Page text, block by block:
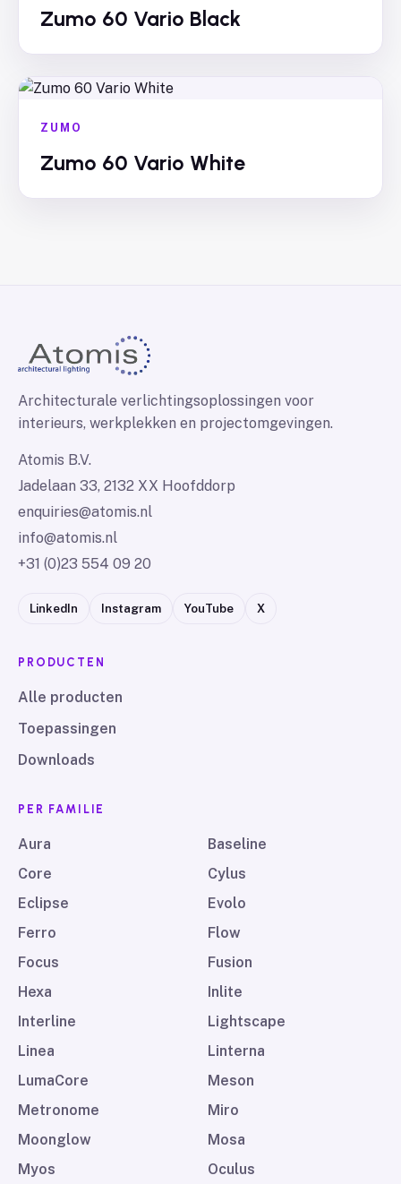
Zumo 60 Vario Black
ZUMO
Zumo 60 Vario White
Architecturale verlichtingsoplossingen voor
interieurs, werkplekken en projectomgevingen.
Atomis B.V.
Jadelaan 33, 2132 XX Hoofddorp
enquiries@atomis.nl
info@atomis.nl
+31 (0)23 554 09 20
LinkedIn Instagram YouTube X
PRODUCTEN
Alle producten
Toepassingen
Downloads
PER FAMILIE
Aura
Baseline
Core
Cylus
Eclipse
Evolo
Ferro
Flow
Focus
Fusion
Hexa
Inlite
Interline
Lightscape
Linea
Linterna
LumaCore
Meson
Metronome
Miro
Moonglow
Mosa
Myos
Oculus